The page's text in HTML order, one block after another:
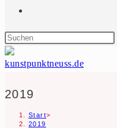
2019
Start>
2019